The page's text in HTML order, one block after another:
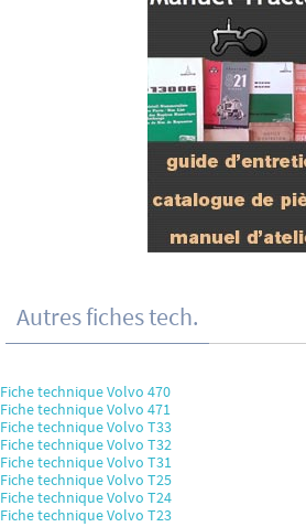
Autres fiches tech.
Fiche technique Volvo 470
Fiche technique Volvo 471
Fiche technique Volvo T33
Fiche technique Volvo T32
Fiche technique Volvo T31
Fiche technique Volvo T25
Fiche technique Volvo T24
Fiche technique Volvo T23